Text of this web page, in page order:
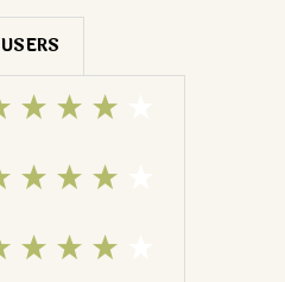
USERS